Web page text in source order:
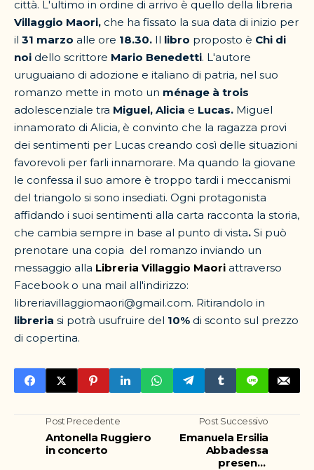
città. L'ultimo in ordine di arrivo è quello della libreria
Villaggio Maori, che ha fissato la sua data di inizio per
il 31 marzo alle ore 18.30. Il libro proposto è Chi di
noi dello scrittore Mario Benedetti. L'autore
uruguaiano di adozione e italiano di patria, nel suo
romanzo mette in moto un ménage à trois
adolescenziale tra Miguel, Alicia e Lucas. Miguel
innamorato di Alicia, è convinto che la ragazza provi
dei sentimenti per Lucas creando così delle situazioni
favorevoli per farli innamorare. Ma quando la giovane
le confessa il suo amore è troppo tardi i meccanismi
del triangolo si sono insediati. Ogni protagonista
affidando i suoi sentimenti alla carta racconta la storia,
che cambia sempre in base al punto di vista. Si può
prenotare una copia del romanzo inviando un
messaggio alla Libreria Villaggio Maori attraverso
Facebook o una mail all'indirizzo:
libreriavillaggiomaori@gmail.com. Ritirandolo in
libreria si potrà usufruire del 10% di sconto sul prezzo
di copertina.
Post Precedente
Antonella Ruggiero
in concerto
Post Successivo
Emanuela Ersilia
Abbadessa
presenta